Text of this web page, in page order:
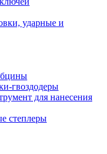
ударные и
гвоздодеры
для нанесения
степлеры